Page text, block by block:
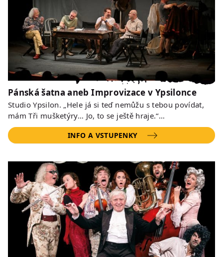
Pánská šatna aneb Improvizace v Ypsilonce
Studio Ypsilon. „Hele já si teď nemůžu s tebou povídat,
mám Tři mušketýry… Jo, to se ještě hraje.“…
INFO A VSTUPENKY